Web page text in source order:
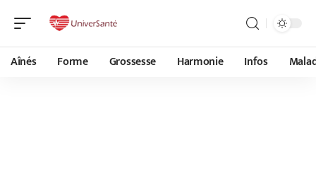
Aînés Forme Grossesse Harmonie Infos